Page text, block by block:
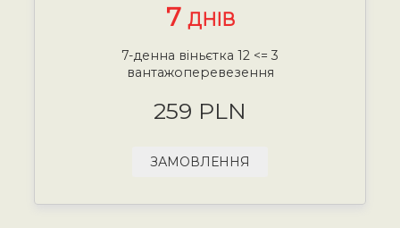
7 ДНІВ
7-денна віньєтка 12 <= 3
вантажоперевезення
259 PLN
ЗАМОВЛЕННЯ